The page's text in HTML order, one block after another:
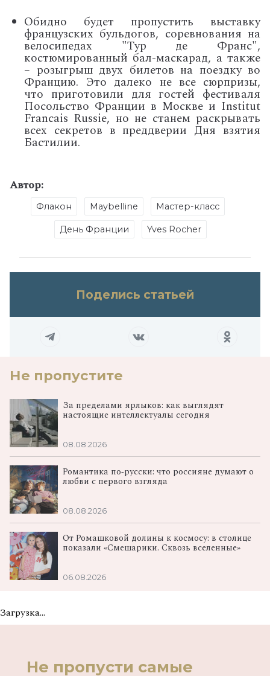
Обидно будет пропустить выставку
французских бульдогов, соревнования на
велосипедах "Тур де Франс",
костюмированный бал-маскарад, а также
– розыгрыш двух билетов на поездку во
Францию. Это далеко не все сюрпризы,
что приготовили для гостей фестиваля
Посольство Франции в Москве и Institut
Francais Russie, но не станем раскрывать
всех секретов в преддверии Дня взятия
Бастилии.
Автор:
Флакон Maybelline Мастер-класс
День Франции Yves Rocher
Поделись статьей
Не пропустите
За пределами ярлыков: как выглядят
настоящие интеллектуалы сегодня
08.08.2026
Романтика по‑русски: что россияне думают о
любви с первого взгляда
08.08.2026
От Ромашковой долины к космосу: в столице
показали «Смешарики. Сквозь вселенные»
06.08.2026
Загрузка...
Не пропусти самые